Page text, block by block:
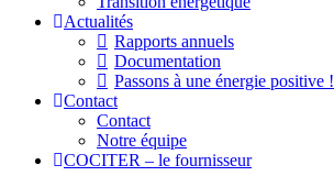
Actualités
Rapports annuels
Documentation
Passons à une énergie positive !
Contact
Contact
Notre équipe
COCITER – le fournisseur